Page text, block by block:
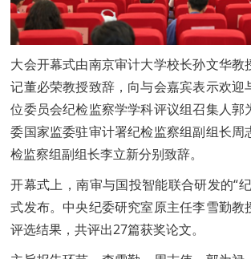
大会开幕式由南京审计大学校长孙文华教
记董必荣教授致辞，向与会嘉宾表示欢迎
位委员会纪检监察学学科评议组召集人郭
委国家监委驻审计署纪检监察组副组长周
检监察组副组长李立新分别致辞。
开幕式上，南审与国投智能联合研发的“
式发布。中央纪委研究室原主任李雪勤教
评选结果，共评出27篇获奖论文。